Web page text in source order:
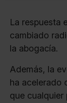
La respuesta
cambiado
la abogacía.
Además, la
ha acelerado
que cualquier